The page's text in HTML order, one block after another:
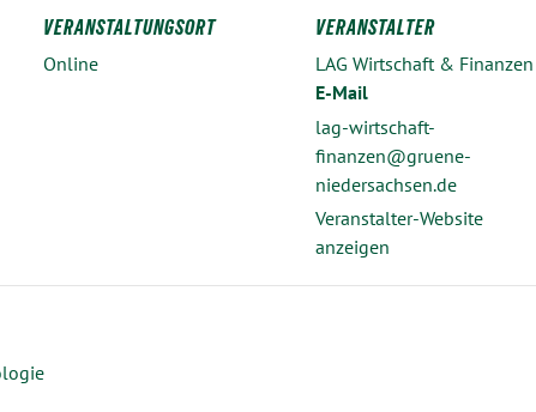
VERANSTALTUNGSORT
Online
VERANSTALTER
LAG Wirtschaft & Finanzen
E-Mail
lag-wirtschaft-
finanzen@gruene-
niedersachsen.de
Veranstalter-Website
anzeigen